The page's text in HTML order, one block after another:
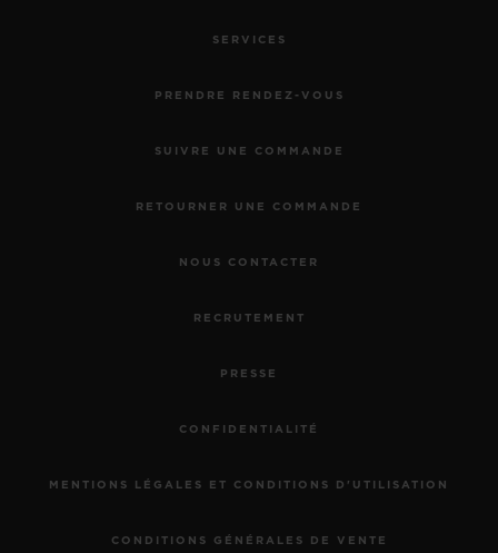
SERVICES
PRENDRE RENDEZ-VOUS
SUIVRE UNE COMMANDE
RETOURNER UNE COMMANDE
NOUS CONTACTER
RECRUTEMENT
PRESSE
CONFIDENTIALITÉ
MENTIONS LÉGALES ET CONDITIONS D'UTILISATION
CONDITIONS GÉNÉRALES DE VENTE